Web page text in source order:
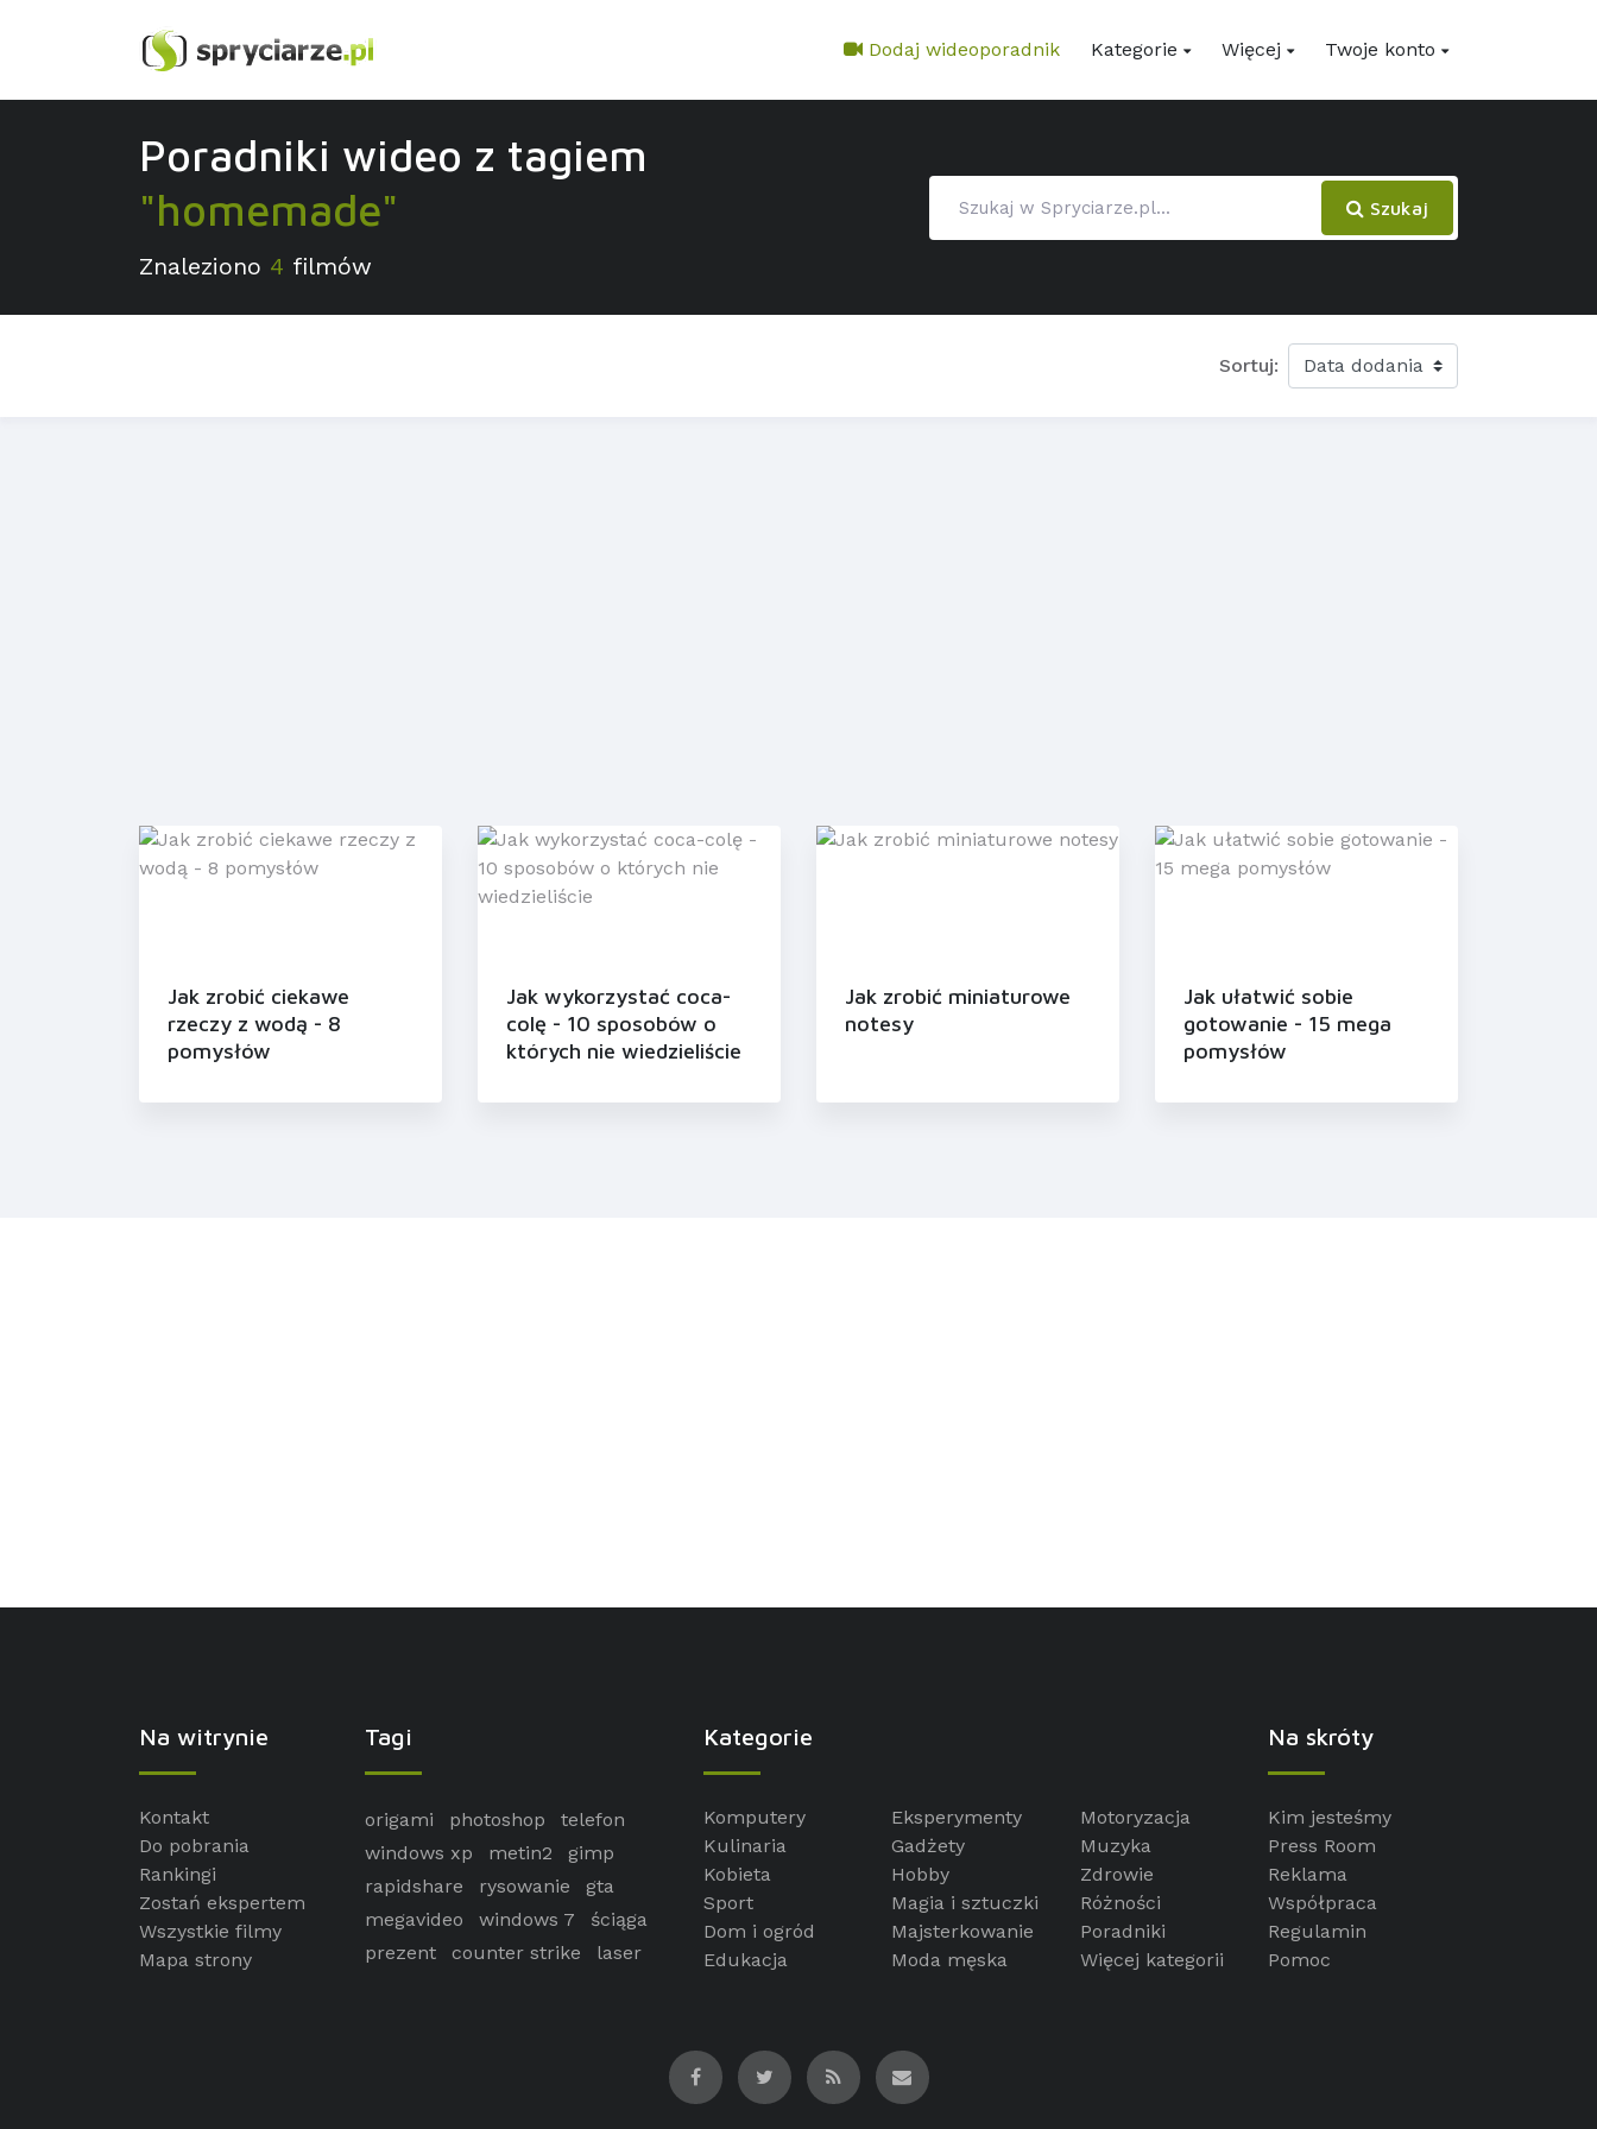
Dodaj wideoporadnik Kategorie Więcej Twoje konto
Poradniki wideo z tagiem
"homemade"
Znaleziono 4 filmów
Szukaj
Sortuj:
Jak zrobić ciekawe
rzeczy z wodą - 8
pomysłów
Jak wykorzystać coca-
colę - 10 sposobów o
których nie wiedzieliście
Jak zrobić miniaturowe
notesy
Jak ułatwić sobie
gotowanie - 15 mega
pomysłów
Na witrynie
Kontakt
Do pobrania
Rankingi
Zostań ekspertem
Wszystkie filmy
Mapa strony
Tagi
origami photoshop
telefon
windows xp
metin2
gimp
rapidshare
rysowanie
gta
megavideo
windows 7
ściąga
prezent
counter strike laser
Kategorie
Komputery
Kulinaria
Kobieta
Sport
Dom i ogród
Edukacja
Eksperymenty
Gadżety
Hobby
Magia i sztuczki
Majsterkowanie
Moda męska
Motoryzacja
Muzyka
Zdrowie
Różności
Poradniki
Więcej kategorii
Na skróty
Kim jesteśmy
Press Room
Reklama
Współpraca
Regulamin
Pomoc